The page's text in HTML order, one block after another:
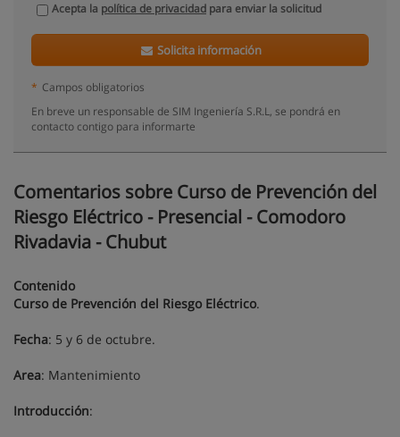
Acepta la política de privacidad para enviar la solicitud
Solicita información
* Campos obligatorios
En breve un responsable de SIM Ingeniería S.R.L, se pondrá en
contacto contigo para informarte
Comentarios sobre Curso de Prevención del
Riesgo Eléctrico - Presencial - Comodoro
Rivadavia - Chubut
Contenido
Curso de Prevención del Riesgo Eléctrico.
Fecha: 5 y 6 de octubre.
Area: Mantenimiento
Introducción: